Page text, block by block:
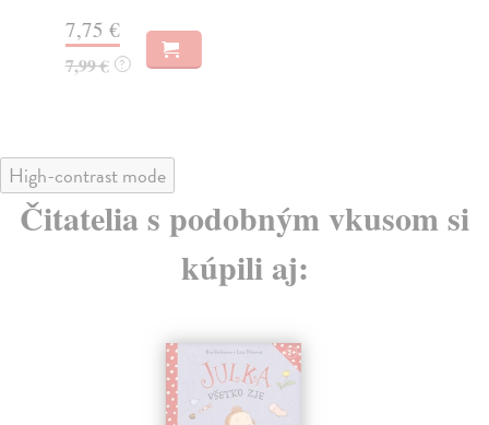
7,75 €
7,99 € ?
High-contrast mode
Čitatelia s podobným vkusom si
kúpili aj: